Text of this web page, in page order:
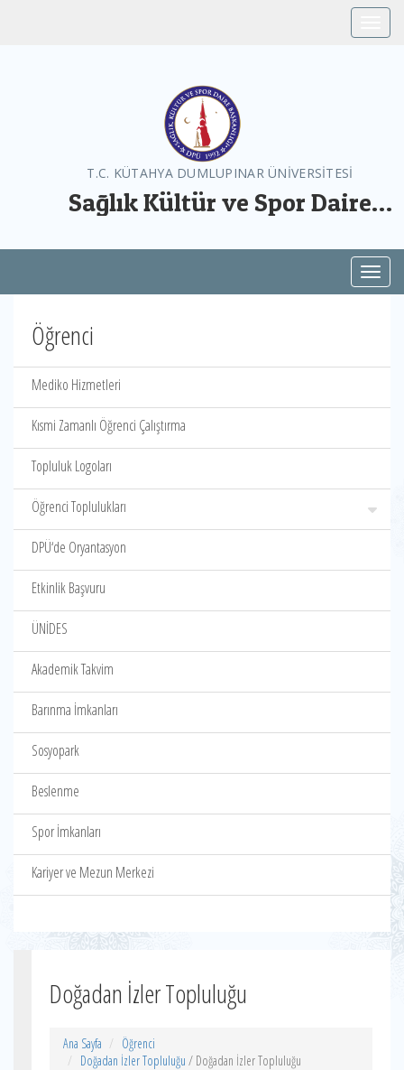
T.C. KÜTAHYA DUMLUPINAR ÜNİVERSİTESİ
Sağlık Kültür ve Spor Daire
Öğrenci
Mediko Hizmetleri
Kısmi Zamanlı Öğrenci Çalıştırma
Topluluk Logoları
Öğrenci Toplulukları
DPÜ‘de Oryantasyon
Etkinlik Başvuru
ÜNİDES
Akademik Takvim
Barınma İmkanları
Sosyopark
Beslenme
Spor İmkanları
Kariyer ve Mezun Merkezi
Doğadan İzler Topluluğu
Ana Sayfa
Öğrenci
Doğadan İzler Topluluğu / Doğadan İzler Topluluğu